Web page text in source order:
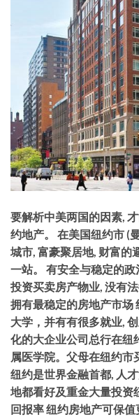
要解析中美两国的因素,
约地产。 在美国纽约市 (
城市, 富豪聚居地, 财富的
一站。 有安全与稳定的
投资买卖房产物业, 没有
拥有最稳定的房地产市场
大学，并有有很多就业,
化的大企业公司总行在纽
属医学院。父母在纽约
纽约是世界金融首都, 人
地都看好及重金大量投资
回报率 纽约房地产可保